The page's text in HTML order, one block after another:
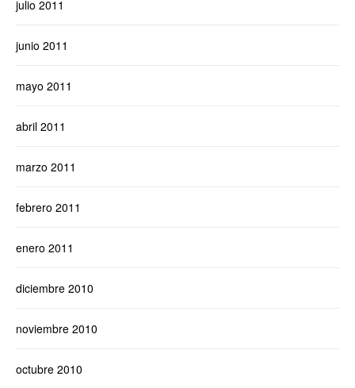
julio 2011
junio 2011
mayo 2011
abril 2011
marzo 2011
febrero 2011
enero 2011
diciembre 2010
noviembre 2010
octubre 2010